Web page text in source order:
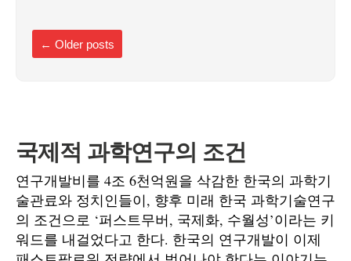
← Older posts
국제적 과학연구의 조건
연구개발비를 4조 6천억원을 삭감한 한국의 과학기
술관료와 정치인들이, 향후 미래 한국 과학기술연구
의 조건으로 ‘퍼스트무버, 국제화, 수월성’이라는 키
워드를 내걸었다고 한다. 한국의 연구개발이 이제